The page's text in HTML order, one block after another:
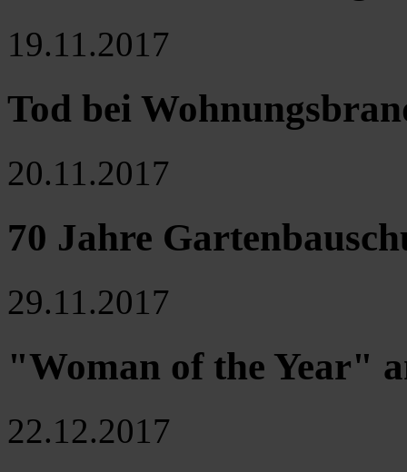
19.11.2017
Tod bei
20.11.2017
70 Jahre
29.11.2017
"Woman of the Year"
22.12.2017